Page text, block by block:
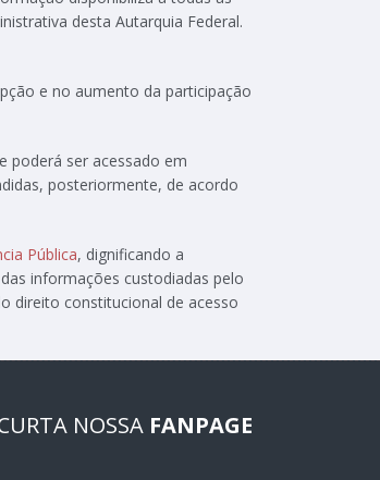
desta Autarquia Federal.
e no aumento da participação
poderá ser acessado em
posteriormente, de acordo
Pública, dignificando a
informações custodiadas pelo
direito constitucional de acesso
NOSSA FANPAGE